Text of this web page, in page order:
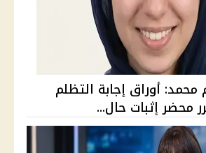
ريم محمد: أوراق إجابة التظلم
محضر إثبات حال...